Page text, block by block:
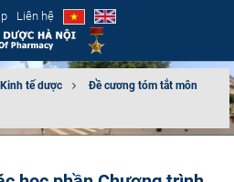
Liên hệ
tế dược
Đề cương tóm tắt môn